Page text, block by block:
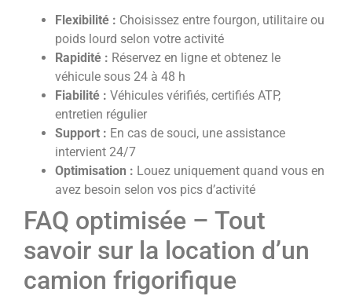
Flexibilité : Choisissez entre fourgon, utilitaire ou
poids lourd selon votre activité
Rapidité : Réservez en ligne et obtenez le
véhicule sous 24 à 48 h
Fiabilité : Véhicules vérifiés, certifiés ATP,
entretien régulier
Support : En cas de souci, une assistance
intervient 24/7
Optimisation : Louez uniquement quand vous en
avez besoin selon vos pics d’activité
FAQ optimisée – Tout
savoir sur la location d’un
camion frigorifique